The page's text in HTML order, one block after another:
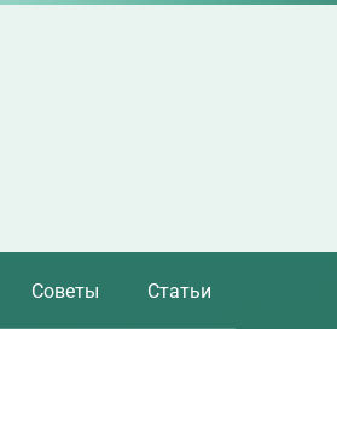
Советы Статьи